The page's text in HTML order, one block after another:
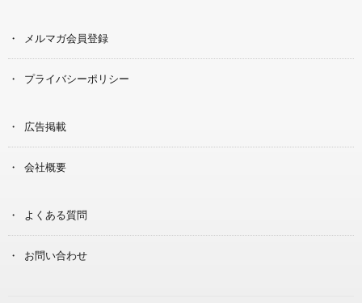
メルマガ会員登録
プライバシーポリシー
広告掲載
会社概要
よくある質問
お問い合わせ